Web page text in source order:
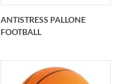
ANTISTRESS PALLONE
FOOTBALL